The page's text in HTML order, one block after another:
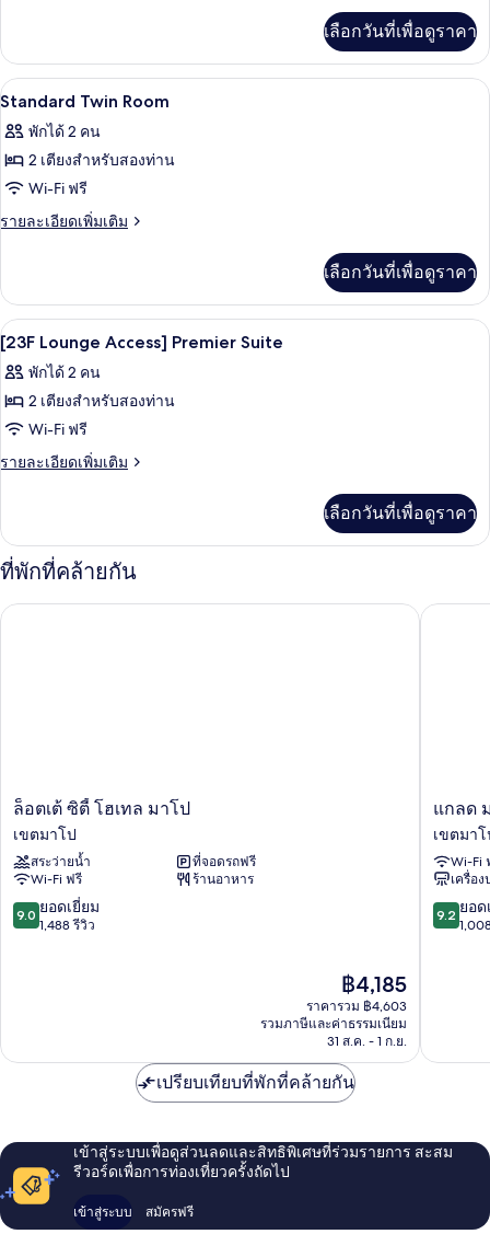
เกี่ยว
กับ
Standard
Room
เลือกวันที่เพื่อดูราคา
เปิด
ภาพถ่าย
ทั้งหมด
ของ
Standard
ตู้นิรภัยในห้องพัก, โต๊ะทำงาน, พื้นที่ท
5
Standard Twin Room
พักได้ 2 คน
2 เตียงสำหรับสองท่าน
Wi-Fi ฟรี
รายละเอียดเพิ่มเติม
ราย
เกี่ยว
กับ
Standard
Twin
Room
เลือกวันที่เพื่อดูราคา
เปิด
ภาพถ่าย
ทั้งหมด
ของ
[23F
Premier
Suite
ตู้นิรภัยในห้องพัก, โต๊ะทำงาน, พื้นที่ท
7
[23F Lounge Access] Premier Suite
พักได้ 2 คน
2 เตียงสำหรับสองท่าน
Wi-Fi ฟรี
รายละเอียดเพิ่มเติม
ราย
เกี่ยว
กับ
[23F
Lounge
Access]
เลือกวันที่เพื่อดูราคา
ที่พักที่คล้ายกัน
ล็อต
ซิตี้
โฮ
เทล
มาโป
เขต
ล็อตเต้ ซิตี้ โฮเทล มาโป
เขตมาโป
สระว่ายน้ำ
ที่จอดรถฟรี
Wi-Fi ฟรี
ร้านอาหาร
9.0
จาก
9.0 ยอดเยี่ยม
1,488 รีวิว
ราคา
ปัจจุบัน
คือ
฿4,185
฿4,185
ราคารวม ฿4,603
รวมภาษีและค่าธรรมเนียม
31 ส.ค. - 1 ก.ย.
ล็อตเต้ ซิตี้ โฮเทล มาโป
แกลด
เขต
มาโป
แกลด
เขตมา
Wi-Fi
เครื่อ
9.2
จาก
9.2 ยอด
แกลด ม
เปรียบเทียบที่พักที่คล้ายกัน
เข้าสู่ระบบเพื่อดูส่วนลดและสิทธิพิเศษที่ร่วมรายการ สะสม
รีวอร์ดเพื่อการท่องเที่ยวครั้งถัดไป
เข้าสู่ระบบ สมัครฟรี